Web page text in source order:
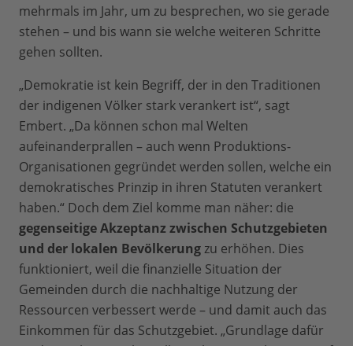
mehrmals im Jahr, um zu besprechen, wo sie gerade
stehen – und bis wann sie welche weiteren Schritte
gehen sollten.
„Demokratie ist kein Begriff, der in den Traditionen
der indigenen Völker stark verankert ist“, sagt
Embert. „Da können schon mal Welten
aufeinanderprallen – auch wenn Produktions-
Organisationen gegründet werden sollen, welche ein
demokratisches Prinzip in ihren Statuten verankert
haben.“ Doch dem Ziel komme man näher: die
gegenseitige Akzeptanz zwischen Schutzgebieten
und der lokalen Bevölkerungzu erhöhen. Dies
funktioniert, weil die finanzielle Situation der
Gemeinden durch die nachhaltige Nutzung der
Ressourcen verbessert werde – und damit auch das
Einkommen für das Schutzgebiet. „Grundlage dafür